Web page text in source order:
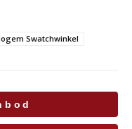
Swatchwinkel